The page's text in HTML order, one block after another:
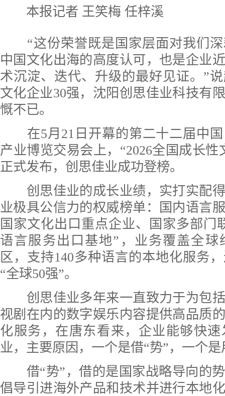
本报记者 王笑梅 任梓溪
“这份荣誉既是国家层面对我们深
中国文化出海的高度认可，也是企业
术沉淀、迭代、升级的最好见证。”
文化企业30强，沈阳创思佳业科技有
慨不已。
在5月21日开幕的第二十二届中国
产业博览交易会上，“2026全国成长性
正式发布，创思佳业成功登榜。
创思佳业的成长业绩，实打实配得
业极具公信力的权威榜单：国内语言
国家文化出口重点企业、国家多部门
语言服务出口基地”，业务覆盖全球
区，支持140多种语言的本地化服务
“全球50强”。
创思佳业多年来一直致力于为包括
视剧在内的数字娱乐内容提供高品质
化服务，在唐东看来，企业能够快
业，主要原因，一个是借“势”，一个是
借“势”，借的是国家战略导向的势
倡导引进海外产品和技术并进行本地